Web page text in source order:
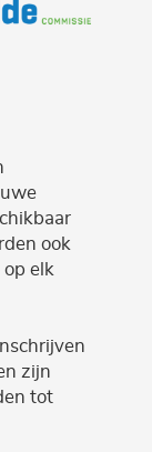
ook
op elk
zijn
tot